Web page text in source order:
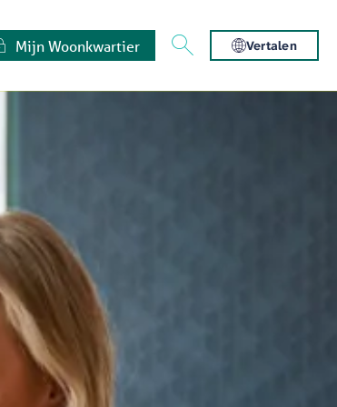
Mijn Woonkwartier Vertalen